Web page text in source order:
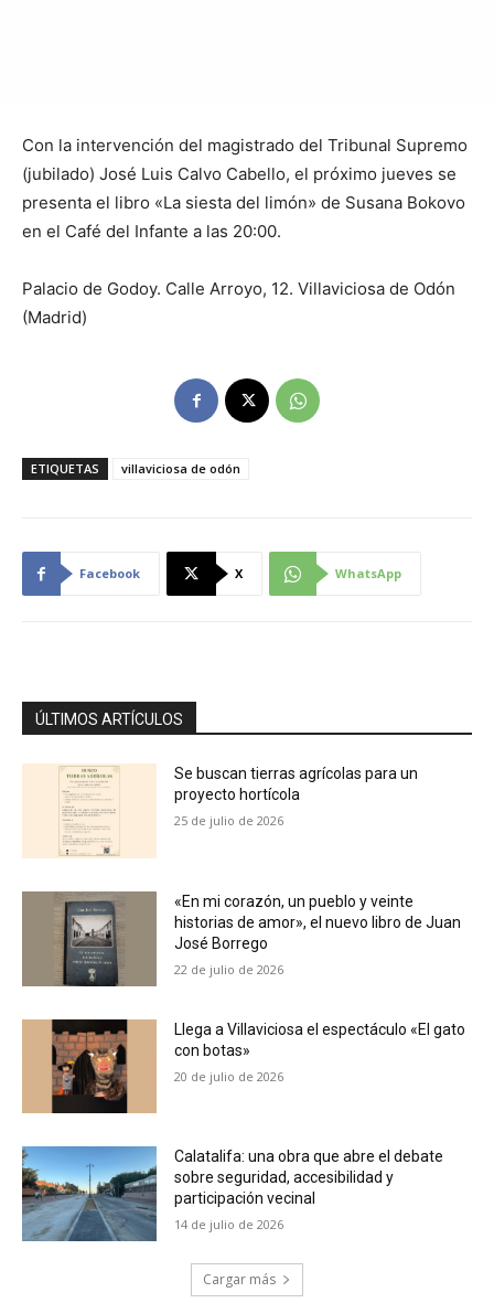
Con la intervención del magistrado del Tribunal Supremo
(jubilado) José Luis Calvo Cabello, el próximo jueves se
presenta el libro «La siesta del limón» de Susana Bokovo
en el Café del Infante a las 20:00.
Palacio de Godoy. Calle Arroyo, 12. Villaviciosa de Odón
(Madrid)
ETIQUETAS villaviciosa de odón
Facebook X WhatsApp
ÚLTIMOS ARTÍCULOS
Se buscan tierras agrícolas para un
proyecto hortícola
25 de julio de 2026
«En mi corazón, un pueblo y veinte
historias de amor», el nuevo libro de Juan
José Borrego
22 de julio de 2026
Llega a Villaviciosa el espectáculo «El gato
con botas»
20 de julio de 2026
Calatalifa: una obra que abre el debate
sobre seguridad, accesibilidad y
participación vecinal
14 de julio de 2026
Cargar más